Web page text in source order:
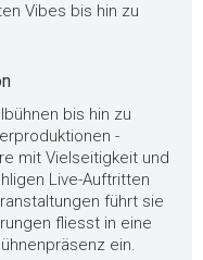
Vibes bis hin zu
bis hin zu
-
mit Vielseitigkeit und
Live-Auftritten
führt sie
fliesst in eine
ein.